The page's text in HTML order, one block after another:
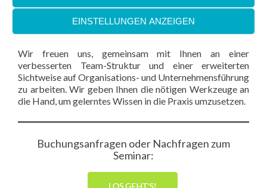
EINSTELLUNGEN ANZEIGEN
Wie erschaffen wir Resilienz und Kooperation
innerhalb und außerhalb des Unternehmens?
Wir freuen uns, gemeinsam mit Ihnen an einer
verbesserten Team-Struktur und einer erweiterten
Sichtweise auf Organisations- und Unternehmensführung
zu arbeiten. Wir geben Ihnen die nötigen Werkzeuge an
die Hand, um gelerntes Wissen in die Praxis umzusetzen.
Buchungsanfragen oder Nachfragen zum
Seminar: